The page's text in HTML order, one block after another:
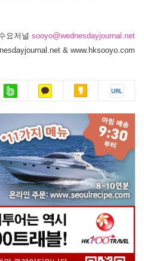
요저널 sooyo@wednesdayjournal.net
& www.hksooyo.com